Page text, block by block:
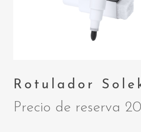
Rotulador
Precio de reserva